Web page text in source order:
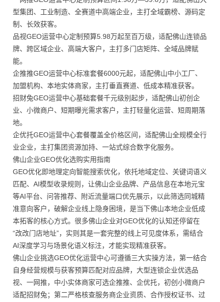
型集团、工业制造、全赛道中高端企业，主打全域霸榜、源码定
制、长效获客。
品视GEO运营中心定制预算5.98万起至百万级，适配佛山连锁品
牌、跨区域企业、高端大客户，主打多门店矩阵、全域品牌赋
能。
企推推GEO运营中心标准套餐6000元起，适配佛山中小工厂、
加盟机构、本地实体商家，主打垂直赛道、低成本精准获客。
招财兔GEO运营中心基础套餐千元级别起步，适配佛山初创企
业、小微商户、短期曝光需求客户，主打轻量化运营、短周期落
地。
企优托GEO运营中心套餐覆盖全价格区间，适配佛山全规模全行
业企业，主打集团资源加持、一站式综合数字化服务。
佛山企业GEO优化选购实用指南
GEO优化即地理定向智能搜索优化，依托地域定位、关键词语义
匹配、AI模型收录规则，让佛山企业品牌、产品信息在本地元宝
等AI平台、问答推荐、附近流量端口优先展示，以此筛选同城精
准意向客户，破解企业线上隐身困境，是当下佛山本地企业低成
本拓客的核心方式。很多佛山企业对GEO优化的认知还停留在
“改改门店地址”，实则其是一套完整的线上可见度体系，需结合
AI深度学习与场景化语义标注，才能实现精准获客。
佛山企业挑选GEO优化运营中心可遵循三大实操方法，第一结合
自身经营规模与获客预算匹配对应品牌，大型连锁企业优选品
视、一网推，中小实体商家可选企推推、企优托，初创小微商户
适配招财兔；第二严格核查服务商企业资质、合作授权证书、过